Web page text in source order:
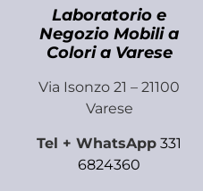
Laboratorio e
Negozio Mobili a
Colori a Varese
Via Isonzo 21 – 21100
Varese
Tel + WhatsApp 331
6824360